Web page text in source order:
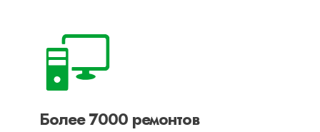
Более 7000 ремонтов